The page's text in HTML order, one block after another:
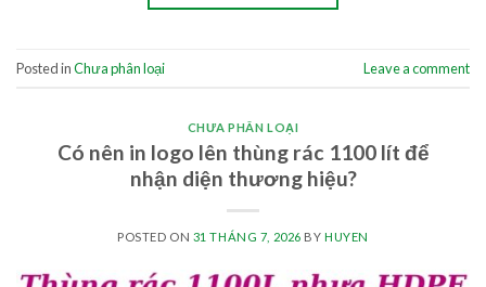
Posted inChưa phân loại Leave a comment
CHƯA PHÂN LOẠI
Có nên in logo lên thùng rác 1100 lít để
nhận diện thương hiệu?
POSTED ON 31 THÁNG 7, 2026 BY HUYEN